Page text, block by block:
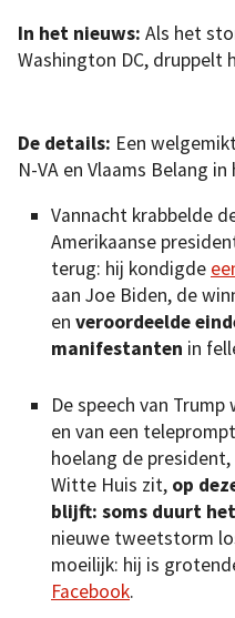
In het nieuws: Als het
Washington DC, druppelt
De details: Een
N-VA en Vlaams Belang
Vannacht krabbelde
Amerikaanse
terug: hij kondigde
aan Joe Biden, de
en veroordeelde
manifestanten in
De speech van
en van een
hoelang de
Witte Huis zit, op
blijft: soms duurt
nieuwe tweetstorm
moeilijk: hij is
Facebook.